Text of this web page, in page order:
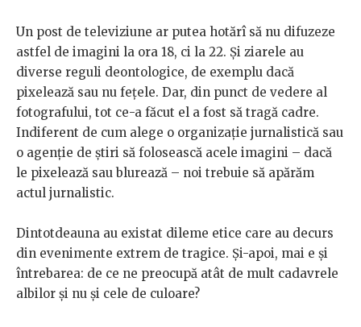
Un post de televiziune ar putea hotărî să nu difuzeze
astfel de imagini la ora 18, ci la 22. Și ziarele au
diverse reguli deontologice, de exemplu dacă
pixelează sau nu fețele. Dar, din punct de vedere al
fotografului, tot ce-a făcut el a fost să tragă cadre.
Indiferent de cum alege o organizație jurnalistică sau
o agenție de știri să folosească acele imagini – dacă
le pixelează sau blurează – noi trebuie să apărăm
actul jurnalistic.
Dintotdeauna au existat dileme etice care au decurs
din evenimente extrem de tragice. Și-apoi, mai e și
întrebarea: de ce ne preocupă atât de mult cadavrele
albilor și nu și cele de culoare?